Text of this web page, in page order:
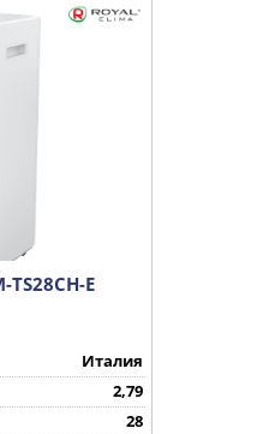
TS28CH-E
Италия
2,79
28